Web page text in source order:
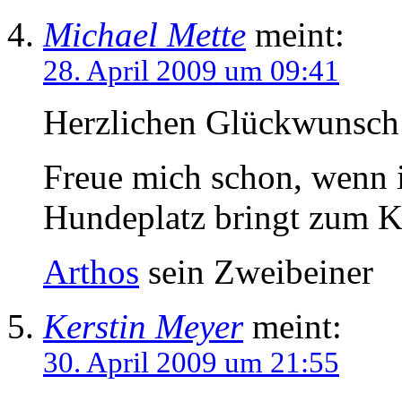
Michael Mette meint:
28. April 2009 um 09:41
Herzlichen
Freue mich schon,
Hundeplatz bringt zum
Arthos sein Zweibeiner
Kerstin Meyer meint:
30. April 2009 um 21:55